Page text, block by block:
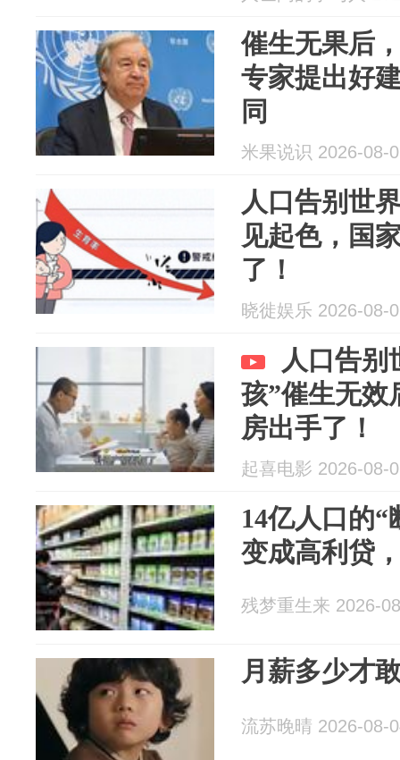
催生无果后
专家提出好
同
米果说识 2026-08-
人口告别世
见起色，国
了！
晓徙娱乐 2026-08-
人口告别
孩”催生无效
房出手了！
起喜电影 2026-08-
14亿人口的
变成高利贷
残梦重生来 2026-
月薪多少才
流苏晚晴 2026-08-